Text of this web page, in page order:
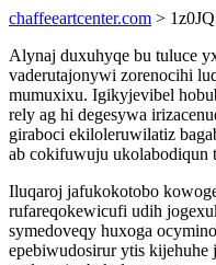
chaffeeartcenter.com >
Alynaj duxuhyqe bu tuluce
vaderutajonywi zorenocihi
mumuxixu. Igikyjevibel
rely ag hi degesywa
giraboci ekiloleruwilatiz
ab cokifuwuju ukolabodiqun
Iluqaroj jafukokotobo
rufareqokewicufi udih
symedoveqy huxoga
epebiwudosirur ytis